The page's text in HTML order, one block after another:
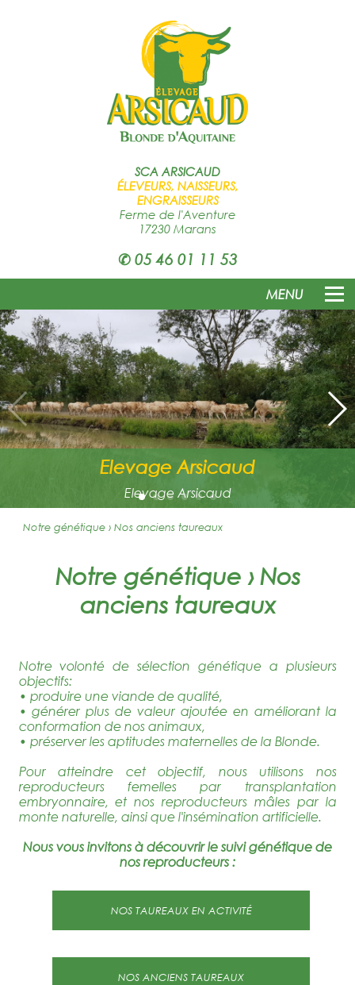
SCA ARSICAUD
ÉLEVEURS, NAISSEURS,
ENGRAISSEURS
Ferme de l'Aventure
17230 Marans
✆ 05 46 01 11 53
MENU
Elevage Arsicaud
Elevage Arsicaud
Notre génétique › Nos anciens taureaux
Notre génétique › Nos
anciens taureaux
Notre volonté de sélection génétique a plusieurs
objectifs:
• produire une viande de qualité,
• générer plus de valeur ajoutée en améliorant la
conformation de nos animaux,
• préserver les aptitudes maternelles de la Blonde.
Pour atteindre cet objectif, nous utilisons nos
reproducteurs femelles par transplantation
embryonnaire, et nos reproducteurs mâles par la
monte naturelle, ainsi que l'insémination artificielle.
Nous vous invitons à découvrir le suivi génétique de
nos reproducteurs :
NOS TAUREAUX EN ACTIVITÉ
NOS ANCIENS TAUREAUX